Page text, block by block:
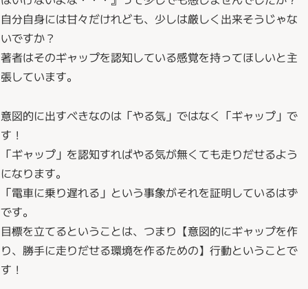
自分自身には甘々だけれども、少しは厳しく出来そうじゃな
いですか？
著者はそのギャップを認知している感覚を持ってほしいと主
張しています。
意図的に出すべきなのは「やる気」ではなく「ギャップ」で
す！
「ギャップ」を認知すればやる気が無くても走りだせるよう
になります。
「電車に乗り遅れる」という事象がそれを証明しているはず
です。
目標を立てるということは、つまり【意図的にギャップを作
り、勝手に走りだせる環境を作るための】行動ということで
す！